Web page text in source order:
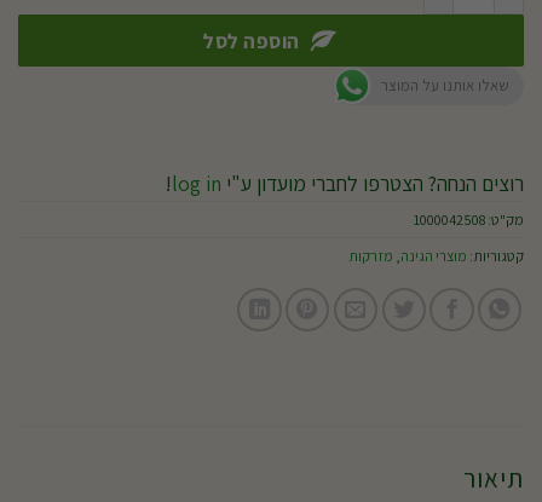
הוספה לסל
שאלו אותנו על המוצר
רוצים הנחה? הצטרפו לחברי מועדון ע"י log in
!
מק"ט:1000042508
קטגוריות: מוצרי הגינה, מזרקות
תיאור